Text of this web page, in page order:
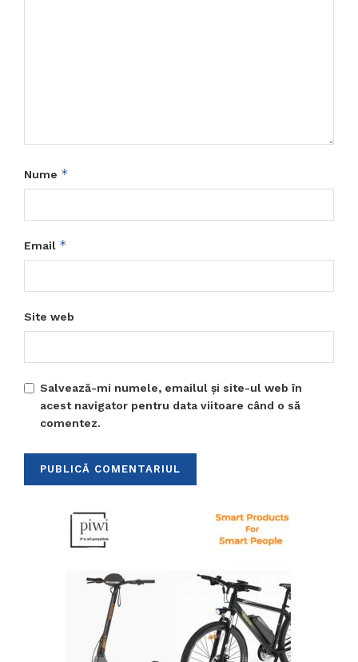
Nume *
Email *
Site web
Salvează-mi numele, emailul și site-ul web în
acest navigator pentru data viitoare când o să
comentez.